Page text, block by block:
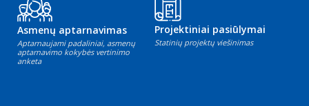
Asmenų aptarnavimas
Aptarnaujami padaliniai, asmenų
aptarnavimo kokybės vertinimo
anketa
Projektiniai pasiūlymai
Statinių projektų viešinimas